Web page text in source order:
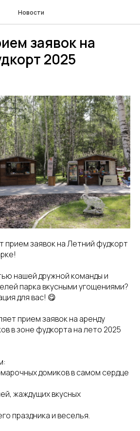
Новости
заявок на
2025
заявок на Летний фудкорт
нашей дружной команды и
парка вкусными угощениями?
для вас! 😋
прием заявок на аренду
в зоне фудкорта на лето 2025
домиков в самом сердце
жаждущих вкусных
праздника и веселья.